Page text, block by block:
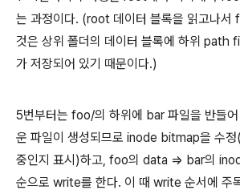
는 과정이다. (root 데이터 블록을 읽고나서
것은 상위 폴더의 데이터 블록에 하위 path
가 저장되어 있기 때문이다.)
5번부터는 foo/의 하위에 bar 파일을 반들
운 파일이 생성되므로 inode bitmap을 수
중인지 표시)하고, foo의 data => bar의
순으로 write를 한다. 이 때 write 순서에 주